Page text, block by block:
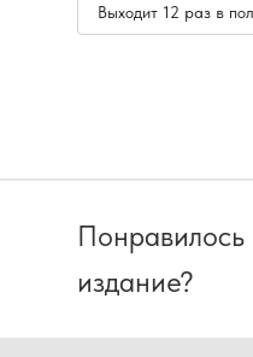
Выходит 12 раз в
Понравилось
издание?